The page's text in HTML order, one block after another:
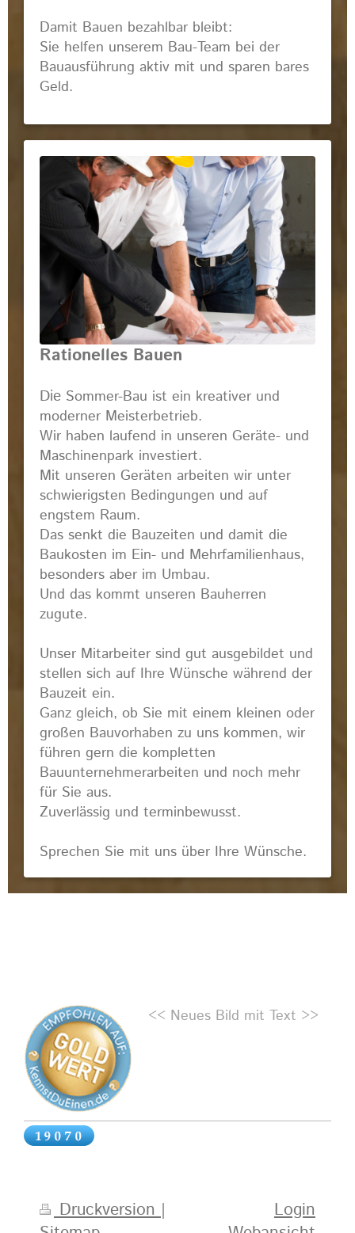
Damit Bauen bezahlbar bleibt:
Sie helfen unserem Bau-Team bei der
Bauausführung aktiv mit und sparen bares
Geld.
Rationelles Bauen
Die Sommer-Bau ist ein kreativer und
moderner Meisterbetrieb.
Wir haben laufend in unseren Geräte- und
Maschinenpark investiert.
Mit unseren Geräten arbeiten wir unter
schwierigsten Bedingungen und auf
engstem Raum.
Das senkt die Bauzeiten und damit die
Baukosten im Ein- und Mehrfamilienhaus,
besonders aber im Umbau.
Und das kommt unseren Bauherren
zugute.
Unser Mitarbeiter sind gut ausgebildet und
stellen sich auf Ihre Wünsche während der
Bauzeit ein.
Ganz gleich, ob Sie mit einem kleinen oder
großen Bauvorhaben zu uns kommen, wir
führen gern die kompletten
Bauunternehmerarbeiten und noch mehr
für Sie aus.
Zuverlässig und terminbewusst.
Sprechen Sie mit uns über Ihre Wünsche.
<< Neues Bild mit Text >>
Druckversion |
Login